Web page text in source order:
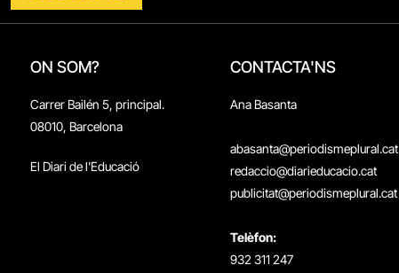
ON SOM?
Carrer Bailén 5, principal.
08010, Barcelona
El Diari de l'Educació
CONTACTA'NS
Ana Basanta
abasanta@periodismeplural.cat
redaccio@diarieducacio.cat
publicitat@periodismeplural.cat
Telèfon:
932 311 247